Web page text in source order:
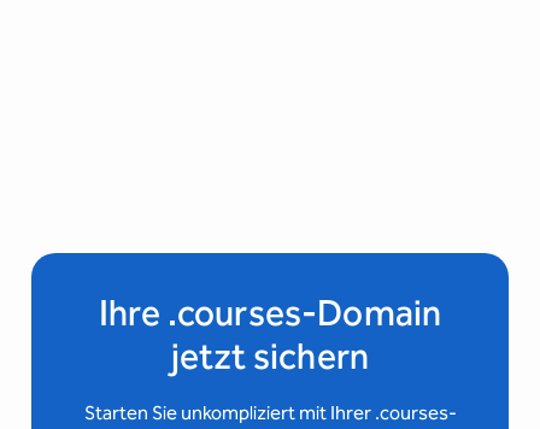
Ihre .courses-Domain
jetzt sichern
Starten Sie unkompliziert mit Ihrer .courses-